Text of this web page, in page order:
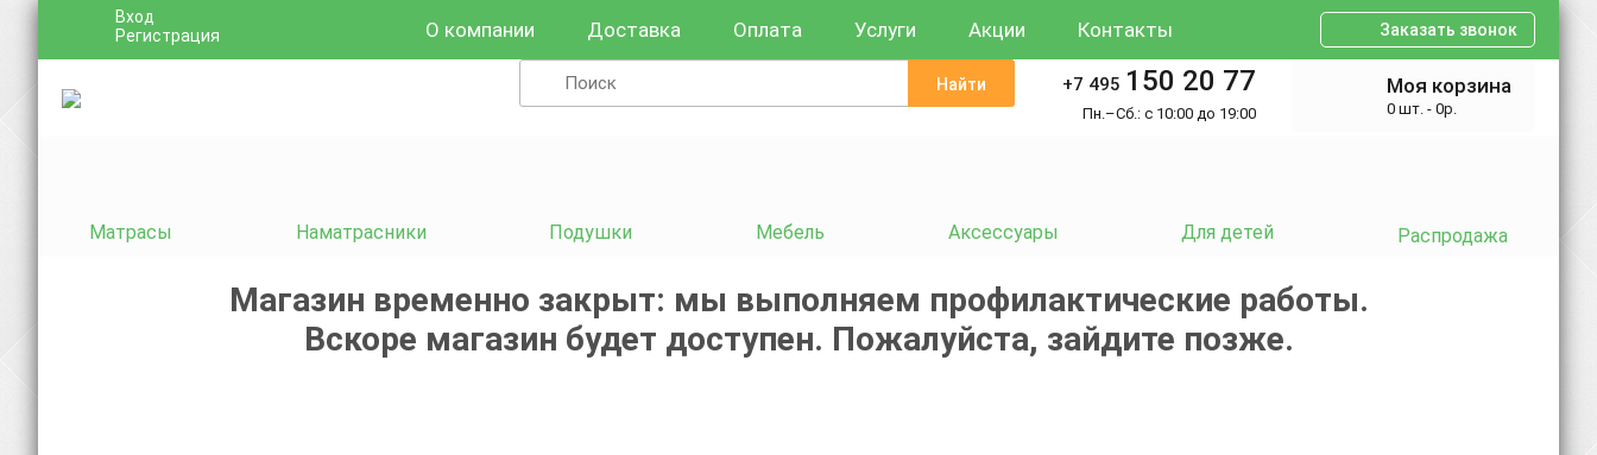
Вход
Регистрация
О компании Доставка Оплата Услуги Акции Контакты Заказать звонок
Найти +7 495 150 20 77
Пн.–Сб.: с 10:00 до 19:00
Моя корзина
0 шт. - 0р.
Матрасы Наматрасники Подушки Мебель Аксессуары Для детей Распродажа
Магазин временно закрыт: мы выполняем профилактические работы.
Вскоре магазин будет доступен. Пожалуйста, зайдите позже.